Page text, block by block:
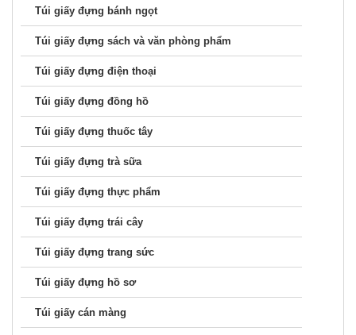
Túi giấy đựng bánh ngọt
Túi giấy đựng sách và văn phòng phẩm
Túi giấy đựng điện thoại
Túi giấy đựng đồng hồ
Túi giấy đựng thuốc tây
Túi giấy đựng trà sữa
Túi giấy đựng thực phẩm
Túi giấy đựng trái cây
Túi giấy đựng trang sức
Túi giấy đựng hồ sơ
Túi giấy cán màng